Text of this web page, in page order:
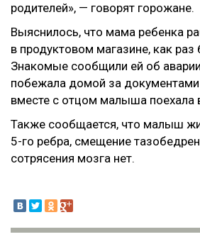
родителей», — говорят горожане.
Выяснилось, что мама ребенка
в продуктовом магазине, как
Знакомые сообщили ей об
побежала домой за
вместе с отцом малыша поехала
Также сообщается, что малыш
5-го ребра, смещение
сотрясения мозга нет.